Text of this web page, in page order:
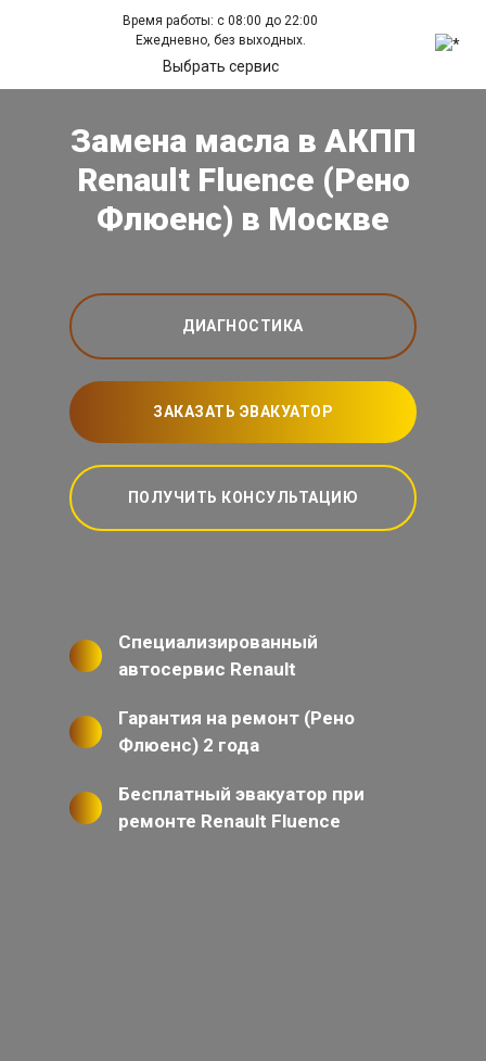
Время работы: с 08:00 до 22:00
Ежедневно, без выходных.
Выбрать сервис
Замена масла в АКПП
Renault Fluence (Рено
Флюенс) в Москве
ДИАГНОСТИКА
ЗАКАЗАТЬ ЭВАКУАТОР
ПОЛУЧИТЬ КОНСУЛЬТАЦИЮ
Специализированный
автосервис Renault
Гарантия на ремонт (Рено
Флюенс) 2 года
Бесплатный эвакуатор при
ремонте Renault Fluence